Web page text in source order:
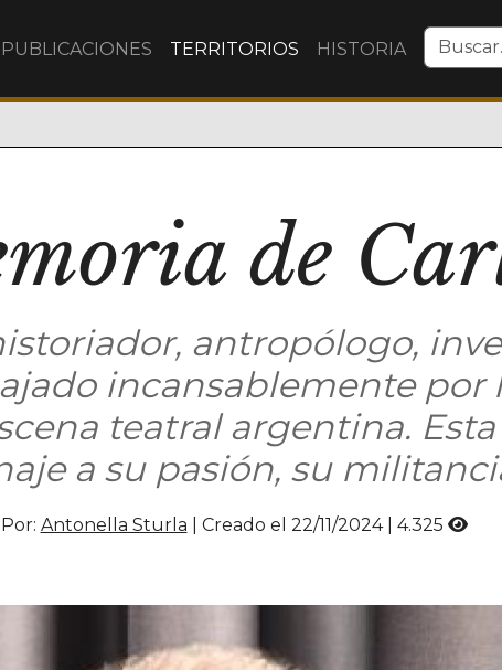
PUBLICACIONES TERRITORIOS HISTORIA
de
antropólogo,
incansablemente por
teatral argentina.
a su pasión, su
Por: Antonella Sturla | Creado el 22/11/2024 | 4.325